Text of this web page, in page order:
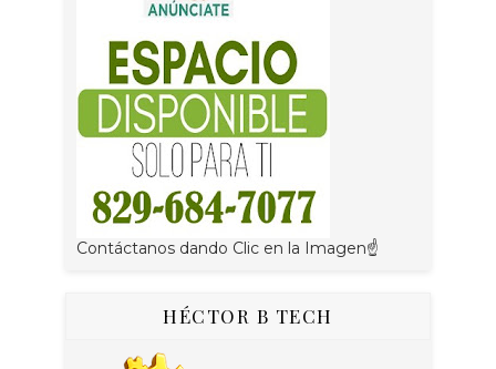
Contáctanos dando Clic en la Imagen☝
HÉCTOR B TECH